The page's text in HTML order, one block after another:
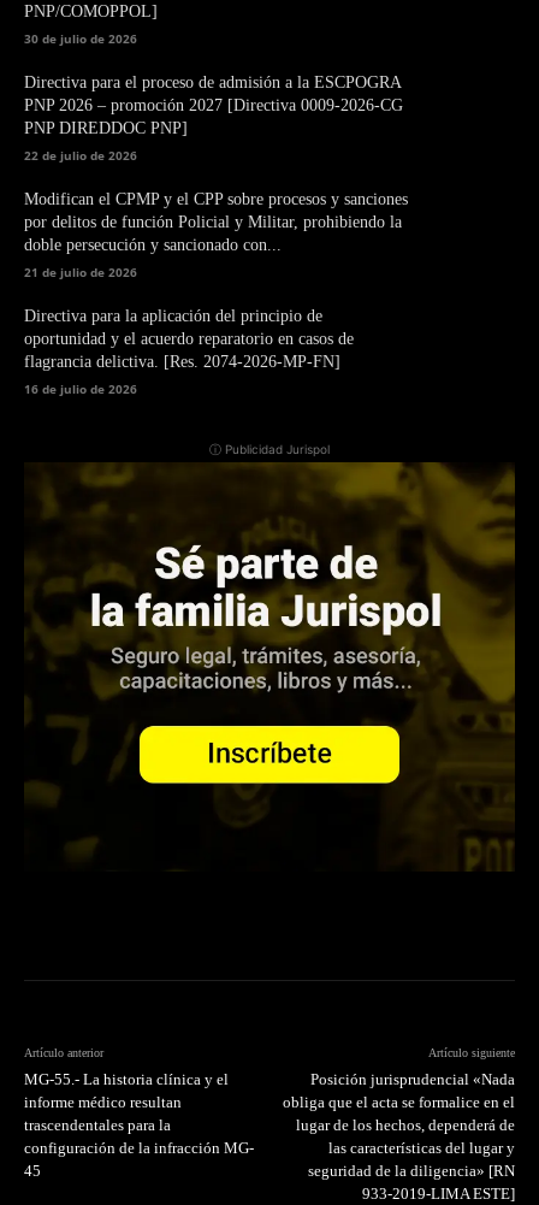
PNP/COMOPPOL]
30 de julio de 2026
Directiva para el proceso de admisión a la ESCPOGRA
PNP 2026 – promoción 2027 [Directiva 0009-2026-CG
PNP DIREDDOC PNP]
22 de julio de 2026
Modifican el CPMP y el CPP sobre procesos y sanciones
por delitos de función Policial y Militar, prohibiendo la
doble persecución y sancionado con...
21 de julio de 2026
Directiva para la aplicación del principio de
oportunidad y el acuerdo reparatorio en casos de
flagrancia delictiva. [Res. 2074-2026-MP-FN]
16 de julio de 2026
ⓘ Publicidad Jurispol
Artículo anterior
MG-55.- La historia clínica y el
informe médico resultan
trascendentales para la
configuración de la infracción MG-
45
Artículo siguiente
Posición jurisprudencial «Nada
obliga que el acta se formalice en el
lugar de los hechos, dependerá de
las características del lugar y
seguridad de la diligencia» [RN
933-2019-LIMA ESTE]